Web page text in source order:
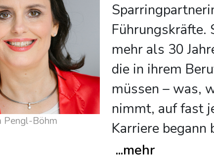
Pengl-Böhm
Führungskräfte.
mehr als 30
die in ihrem
müssen – was,
nimmt, auf fast
Karriere
...mehr